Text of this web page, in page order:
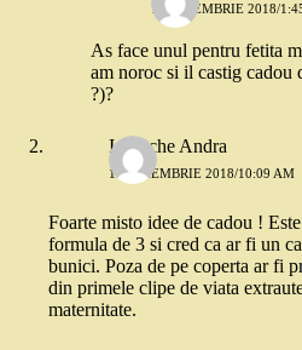
13 NOIEMBRIE 2018/
As face unul pentru fetita
am noroc si il castig cadou
?)?
Iordache Andra
13 NOIEMBRIE 2018/10:09 AM
Foarte misto idee de cadou !
formula de 3 si cred ca ar fi un
bunici. Poza de pe coperta ar fi
din primele clipe de viata
maternitate.